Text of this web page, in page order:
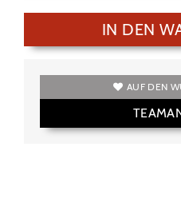
IN DEN
AUF DEN